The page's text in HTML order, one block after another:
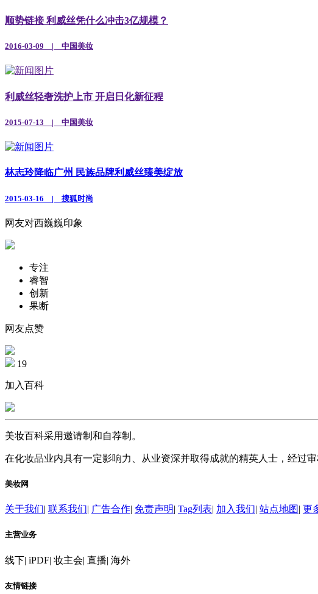
顺势链接 利威丝凭什么冲击3亿规模？
2016-03-09 | 中国美妆
利威丝轻奢洗护上市 开启日化新征程
2015-07-13 | 中国美妆
林志玲降临广州 民族品牌利威丝臻美绽放
2015-03-16 | 搜狐时尚
网友对西巍巍印象
专注
睿智
创新
果断
网友点赞
19
加入百科
美妆百科采用邀请制和自荐制。
在化妆品业内具有一定影响力、从业资深并取得成就的精英人士，经过
美妆网
关于我们| 联系我们| 广告合作| 免责声明| Tag列表| 加入我们| 站点地图| 更
主营业务
线下| iPDF| 妆主会| 直播| 海外
友情链接